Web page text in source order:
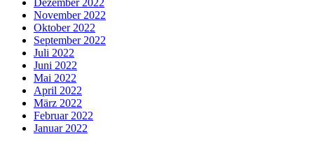
Dezember 2022
November 2022
Oktober 2022
September 2022
Juli 2022
Juni 2022
Mai 2022
April 2022
März 2022
Februar 2022
Januar 2022